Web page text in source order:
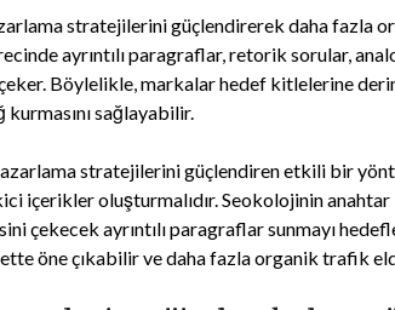
stratejilerini güçlendirerek daha fazla
ayrıntılı paragraflar, retorik sorular,
Böylelikle, markalar hedef kitlelerine
sağlayabilir.
stratejilerini güçlendiren etkili bir
içerikler oluşturmalıdır. Seokolojinin
çekecek ayrıntılı paragraflar sunmayı
öne çıkabilir ve daha fazla organik trafik